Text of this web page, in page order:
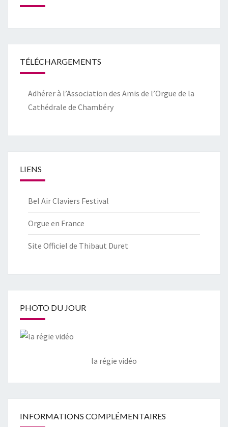
TÉLÉCHARGEMENTS
Adhérer à l’Association des Amis de l’Orgue de la
Cathédrale de Chambéry
LIENS
Bel Air Claviers Festival
Orgue en France
Site Officiel de Thibaut Duret
PHOTO DU JOUR
la régie vidéo
INFORMATIONS COMPLÉMENTAIRES